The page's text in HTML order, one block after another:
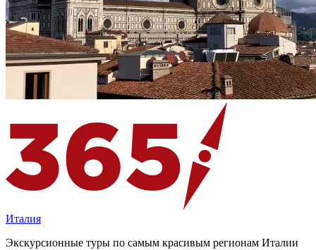
Италия
Экскурсионные туры по самым красивым регионам Италии